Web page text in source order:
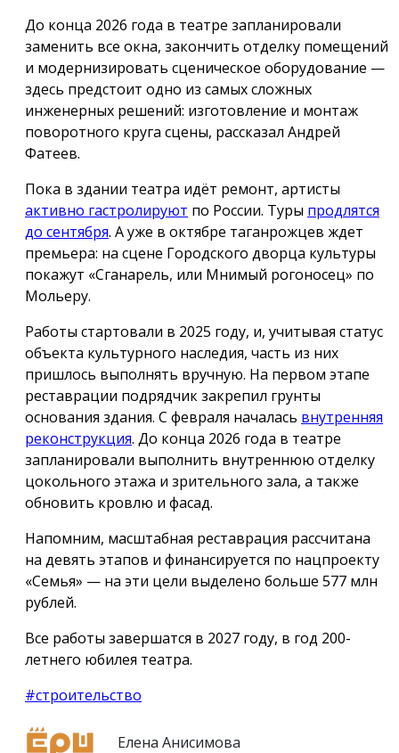
До конца 2026 года в театре запланировали
заменить все окна, закончить отделку помещений
и модернизировать сценическое оборудование —
здесь предстоит одно из самых сложных
инженерных решений: изготовление и монтаж
поворотного круга сцены, рассказал Андрей
Фатеев.
Пока в здании театра идёт ремонт, артисты
активно гастролируют по России. Туры продлятся
до сентября. А уже в октябре таганрожцев ждет
премьера: на сцене Городского дворца культуры
покажут «Сганарель, или Мнимый рогоносец» по
Мольеру.
Работы стартовали в 2025 году, и, учитывая статус
объекта культурного наследия, часть из них
пришлось выполнять вручную. На первом этапе
реставрации подрядчик закрепил грунты
основания здания. С февраля началась внутренняя
реконструкция. До конца 2026 года в театре
запланировали выполнить внутреннюю отделку
цокольного этажа и зрительного зала, а также
обновить кровлю и фасад.
Напомним, масштабная реставрация рассчитана
на девять этапов и финансируется по нацпроекту
«Семья» — на эти цели выделено больше 577 млн
рублей.
Все работы завершатся в 2027 году, в год 200-
летнего юбилея театра.
#строительство
Елена Анисимова